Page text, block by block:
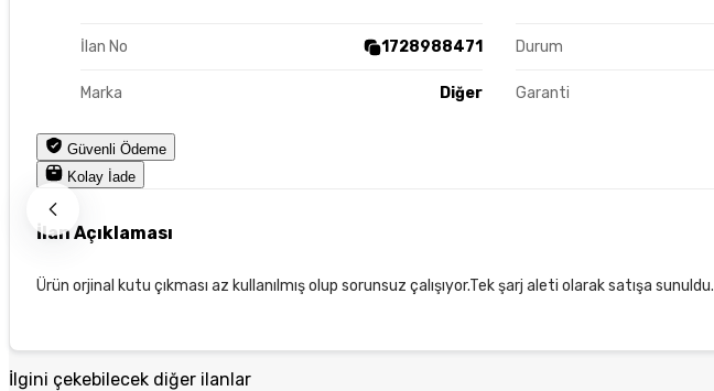
İlan No 1728988471 Durum
Marka Diğer Garanti
Güvenli Ödeme
Kolay İade
İlan Açıklaması
Ürün orjinal kutu çıkması az kullanılmış olup sorunsuz çalışıyor.Tek şarj aleti olarak satışa sunuldu.
İlgini çekebilecek diğer ilanlar